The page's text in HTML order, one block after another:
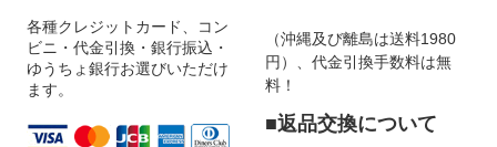
各種クレジットカード、コン
ビニ・代金引換・銀行振込・
ゆうちょ銀行お選びいただけ
ます。
（沖縄及び離島は送料1980
円）、代金引換手数料は無
料！
■返品交換について